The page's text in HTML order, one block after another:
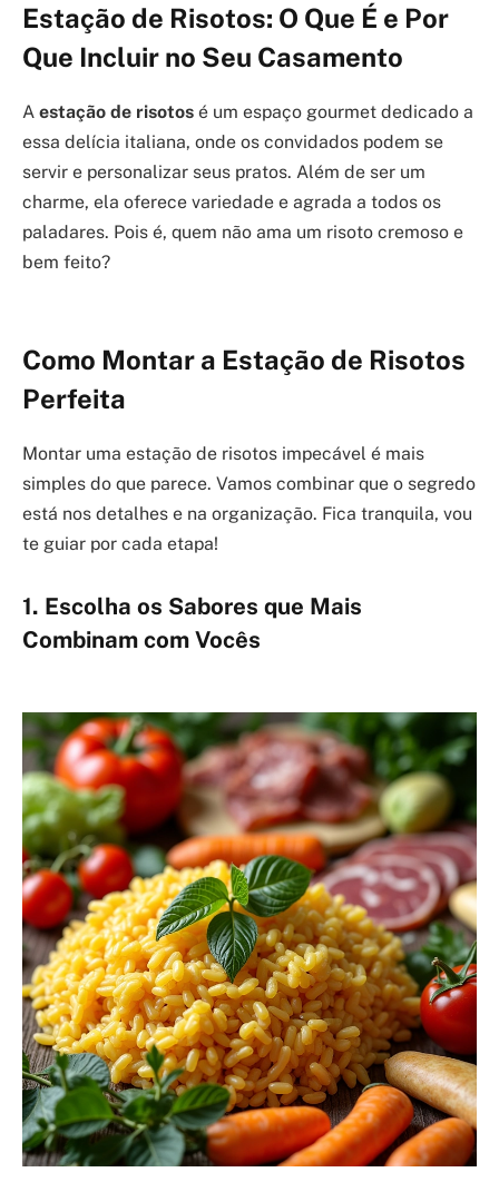
Estação de Risotos: O Que É e Por
Que Incluir no Seu Casamento
A estação de risotos é um espaço gourmet dedicado a
essa delícia italiana, onde os convidados podem se
servir e personalizar seus pratos. Além de ser um
charme, ela oferece variedade e agrada a todos os
paladares. Pois é, quem não ama um risoto cremoso e
bem feito?
Como Montar a Estação de Risotos
Perfeita
Montar uma estação de risotos impecável é mais
simples do que parece. Vamos combinar que o segredo
está nos detalhes e na organização. Fica tranquila, vou
te guiar por cada etapa!
1. Escolha os Sabores que Mais
Combinam com Vocês